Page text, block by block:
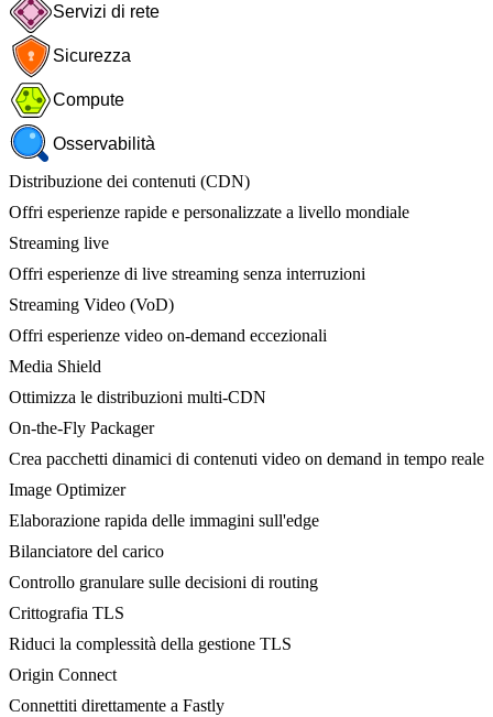
Servizi di rete
Sicurezza
Compute
Osservabilità
Distribuzione dei contenuti (CDN)
Offri esperienze rapide e personalizzate a livello mondiale
Streaming live
Offri esperienze di live streaming senza interruzioni
Streaming Video (VoD)
Offri esperienze video on-demand eccezionali
Media Shield
Ottimizza le distribuzioni multi-CDN
On-the-Fly Packager
Crea pacchetti dinamici di contenuti video on demand in tempo reale
Image Optimizer
Elaborazione rapida delle immagini sull'edge
Bilanciatore del carico
Controllo granulare sulle decisioni di routing
Crittografia TLS
Riduci la complessità della gestione TLS
Origin Connect
Connettiti direttamente a Fastly